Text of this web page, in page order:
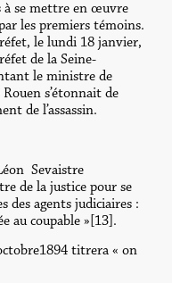
à se mettre en œuvre
les premiers témoins.
le lundi 18 janvier,
de la Seine-
le ministre de
s’étonnait de
de l’assassin.
Sevaistre
de la justice pour se
des agents judiciaires :
au coupable »[13].
titrera « on